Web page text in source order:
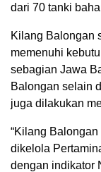
dari 70 tanki
Kilang Balongan
memenuhi
sebagian Jawa
Balongan selain
juga dilakukan
“Kilang
dikelola
dengan indikator